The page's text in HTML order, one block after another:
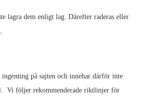
lagra dem enligt lag. Därefter raderas eller
på sajten och innehar därför inte
Vi följer rekommenderade riktlinjer för